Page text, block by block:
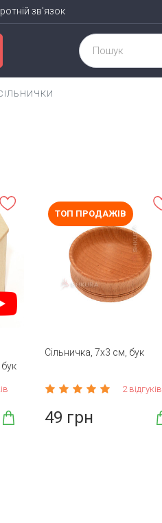
зв'язок
ТОП ПРОДАЖІВ
Сільничка, 7х3 см, бук
2 відгуків
49 грн